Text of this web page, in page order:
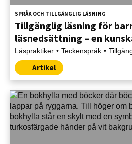
SPRÅK OCH TILLGÄNGLIG LÄSNING
Tillgänglig läsning för
läsnedsättning – en
Läspraktiker Teckenspråk
Artikel